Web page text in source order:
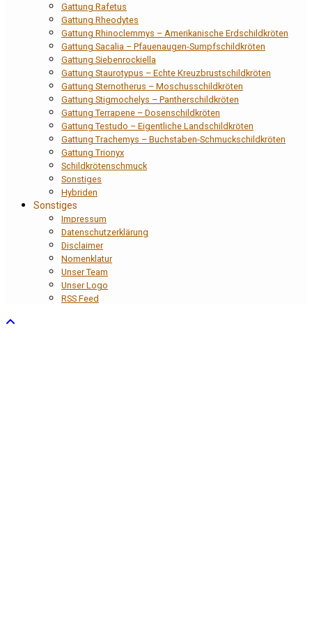
Gattung Rafetus
Gattung Rheodytes
Gattung Rhinoclemmys – Amerikanische Erdschildkröten
Gattung Sacalia – Pfauenaugen-Sumpfschildkröten
Gattung Siebenrockiella
Gattung Staurotypus – Echte Kreuzbrustschildkröten
Gattung Sternotherus – Moschusschildkröten
Gattung Stigmochelys – Pantherschildkröten
Gattung Terrapene – Dosenschildkröten
Gattung Testudo – Eigentliche Landschildkröten
Gattung Trachemys – Buchstaben-Schmuckschildkröten
Gattung Trionyx
Schildkrötenschmuck
Sonstiges
Hybriden
Sonstiges
Impressum
Datenschutzerklärung
Disclaimer
Nomenklatur
Unser Team
Unser Logo
RSS Feed